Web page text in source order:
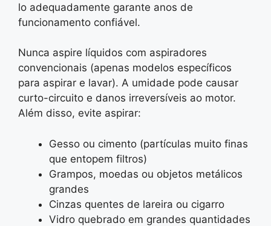
lo adequadamente garante anos de
funcionamento confiável.
Nunca aspire líquidos com aspiradores
convencionais (apenas modelos específicos
para aspirar e lavar). A umidade pode causar
curto-circuito e danos irreversíveis ao motor.
Além disso, evite aspirar:
Gesso ou cimento (partículas muito finas
que entopem filtros)
Grampos, moedas ou objetos metálicos
grandes
Cinzas quentes de lareira ou cigarro
Vidro quebrado em grandes quantidades